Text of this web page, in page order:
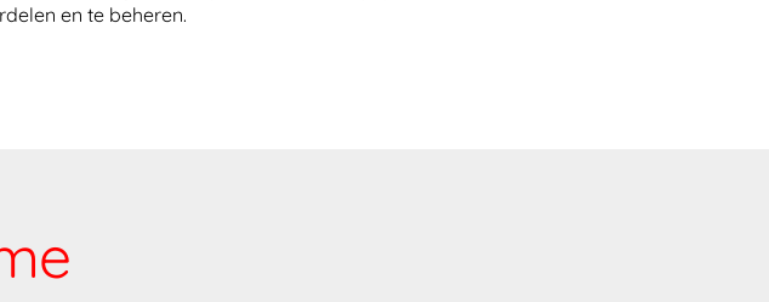
en te beheren.